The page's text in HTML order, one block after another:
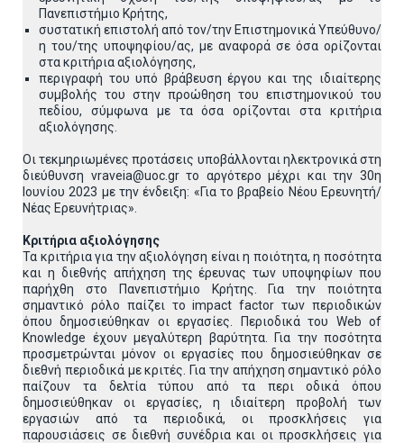
Πανεπιστήμιο Κρήτης,
συστατική επιστολή από τον/την Επιστημονικά Υπεύθυνο/
η του/της υποψηφίου/ας, με αναφορά σε όσα ορίζονται
στα κριτήρια αξιολόγησης,
περιγραφή του υπό βράβευση έργου και της ιδιαίτερης
συμβολής του στην προώθηση του επιστημονικού του
πεδίου, σύμφωνα με τα όσα ορίζονται στα κριτήρια
αξιολόγησης.
Οι τεκμηριωμένες προτάσεις υποβάλλονται ηλεκτρονικά στη
διεύθυνση vraveia@uoc.gr το αργότερο μέχρι και την 30η
Ιουνίου 2023 με την ένδειξη: «Για το βραβείο Νέου Ερευνητή/
Νέας Ερευνήτριας».
Κριτήρια αξιολόγησης
Τα κριτήρια για την αξιολόγηση είναι η ποιότητα, η ποσότητα
και η διεθνής απήχηση της έρευνας των υποψηφίων που
παρήχθη στο Πανεπιστήμιο Κρήτης. Για την ποιότητα
σημαντικό ρόλο παίζει το impact factor των περιοδικών
όπου δημοσιεύθηκαν οι εργασίες. Περιοδικά του Web of
Knowledge έχουν μεγαλύτερη βαρύτητα. Για την ποσότητα
προσμετρώνται μόνον οι εργασίες που δημοσιεύθηκαν σε
διεθνή περιοδικά με κριτές. Για την απήχηση σημαντικό ρόλο
παίζουν τα δελτία τύπου από τα περι οδικά όπου
δημοσιεύθηκαν οι εργασίες, η ιδιαίτερη προβολή των
εργασιών από τα περιοδικά, οι προσκλήσεις για
παρουσιάσεις σε διεθνή συνέδρια και οι προσκλήσεις για